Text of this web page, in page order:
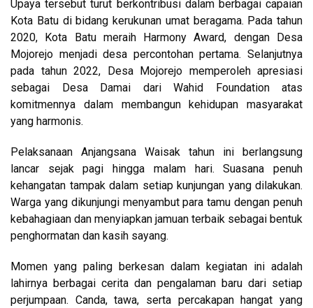
Upaya tersebut turut berkontribusi dalam berbagai capaian
Kota Batu di bidang kerukunan umat beragama. Pada tahun
2020, Kota Batu meraih Harmony Award, dengan Desa
Mojorejo menjadi desa percontohan pertama. Selanjutnya
pada tahun 2022, Desa Mojorejo memperoleh apresiasi
sebagai Desa Damai dari Wahid Foundation atas
komitmennya dalam membangun kehidupan masyarakat
yang harmonis.
Pelaksanaan Anjangsana Waisak tahun ini berlangsung
lancar sejak pagi hingga malam hari. Suasana penuh
kehangatan tampak dalam setiap kunjungan yang dilakukan.
Warga yang dikunjungi menyambut para tamu dengan penuh
kebahagiaan dan menyiapkan jamuan terbaik sebagai bentuk
penghormatan dan kasih sayang.
Momen yang paling berkesan dalam kegiatan ini adalah
lahirnya berbagai cerita dan pengalaman baru dari setiap
perjumpaan. Canda, tawa, serta percakapan hangat yang